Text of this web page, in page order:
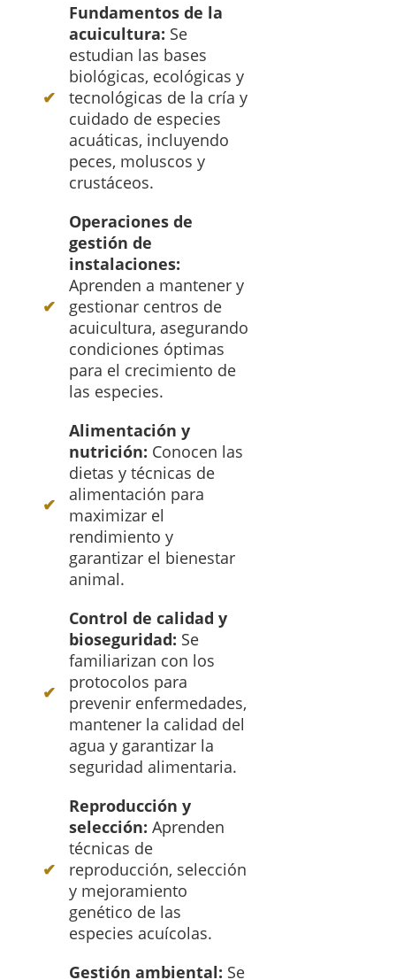
Fundamentos de la
acuicultura: Se
estudian las bases
biológicas, ecológicas y
tecnológicas de la cría y
cuidado de especies
acuáticas, incluyendo
peces, moluscos y
crustáceos.
Operaciones de
gestión de
instalaciones:
Aprenden a mantener y
gestionar centros de
acuicultura, asegurando
condiciones óptimas
para el crecimiento de
las especies.
Alimentación y
nutrición: Conocen las
dietas y técnicas de
alimentación para
maximizar el
rendimiento y
garantizar el bienestar
animal.
Control de calidad y
bioseguridad: Se
familiarizan con los
protocolos para
prevenir enfermedades,
mantener la calidad del
agua y garantizar la
seguridad alimentaria.
Reproducción y
selección: Aprenden
técnicas de
reproducción, selección
y mejoramiento
genético de las
especies acuícolas.
Gestión ambiental: Se